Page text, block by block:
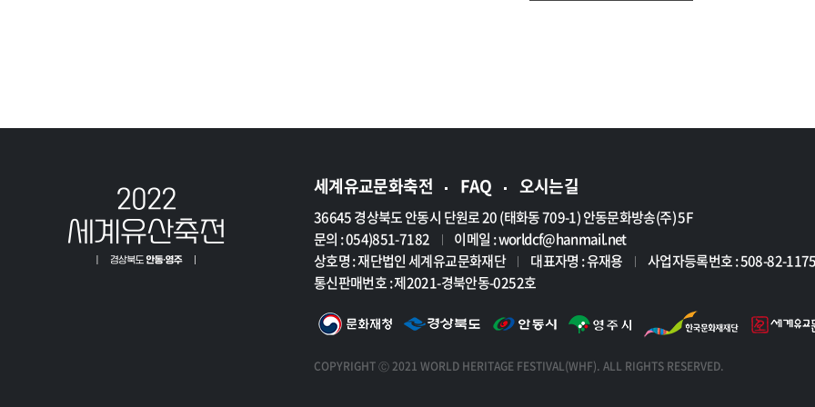
세
계
유
교
세계유교문화축전 FAQ 오시는길
36645 경상북도 안동시 단원로 20 (태화동 709-1) 안동문화방송(주) 5F
문의 : 054)851-7182
| 이메일 :worldcf@hanmail.net
상호명 : 재단법인 세계유교문화재단
| 대표자명 : 유재용 |
사업자등록번호 : 508-82-
통신판매번호 : 제2021-경북안동-0252호
COPYRIGHT Ⓒ 2021 WORLD HERITAGE FESTIVAL(WHF). ALL RIGHTS RESERVED.